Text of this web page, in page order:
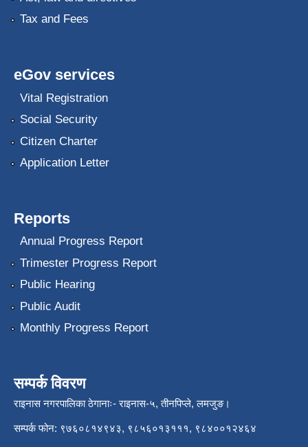
Tax and Fees
eGov services
Vital Registration
Social Security
Citizen Charter
Application Letter
Reports
Annual Progress Report
Trimester Progress Report
Public Hearing
Public Audit
Monthly Progress Report
सम्पर्क विवरण
राइनास नगरपालिका ठेगानाः- राइनास-५, तीनपिप्ले, लमजुङ।
सम्पर्क फोन: ९७६०८१४९४३, ९८५६०१३१११, ९८४००१२४६४